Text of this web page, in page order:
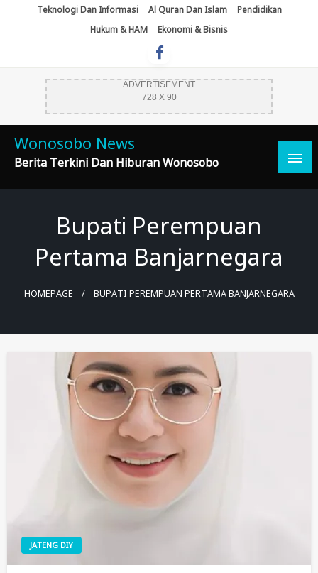
Teknologi Dan Informasi Al Quran Dan Islam
Pendidikan
Hukum & HAM
Ekonomi & Bisnis
ADVERTISEMENT
728 X 90
Wonosobo News
Berita Terkini Dan Hiburan Wonosobo
Bupati Perempuan
Pertama Banjarnegara
HOMEPAGE BUPATI PEREMPUAN PERTAMA BANJARNEGARA
JATENG DIY